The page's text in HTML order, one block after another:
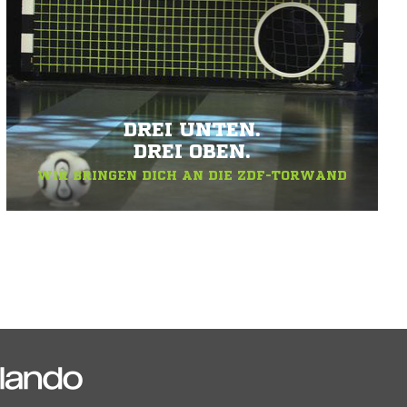
DREI UNTEN.
DREI OBEN.
WIR BRINGEN DICH AN DIE ZDF-TORWAND